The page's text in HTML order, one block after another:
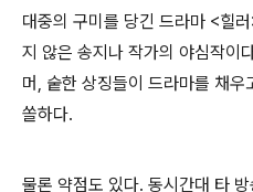
대중의 구미를 당긴 드라마 <힐
지 않은 송지나 작가의 야심작이
머, 숱한 상징들이 드라마를 채
쏠하다.
물론 약점도 있다. 동시간대 타